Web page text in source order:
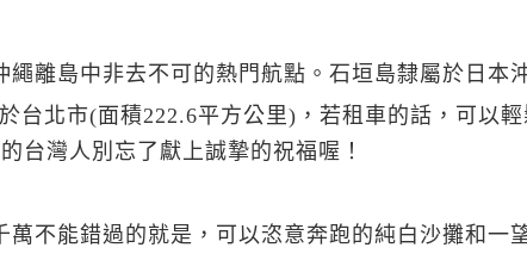
離島中非去不可的熱門航點。石垣島隸屬於日本
台北市(面積222.6平方公里)，若租車的話，可以
台灣人別忘了獻上誠摯的祝福喔！
不能錯過的就是，可以恣意奔跑的純白沙攤和一